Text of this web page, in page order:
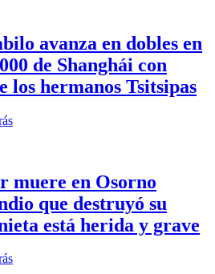
avanza en dobles en
de Shanghái con
los hermanos Tsitsipas
muere en Osorno
que destruyó su
está herida y grave